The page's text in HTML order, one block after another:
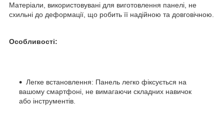
Матеріали, використовувані для виготовлення панелі, не
схильні до деформації, що робить її надійною та довговічною.
Особливості:
Легке встановлення: Панель легко фіксується на
вашому смартфоні, не вимагаючи складних навичок
або інструментів.